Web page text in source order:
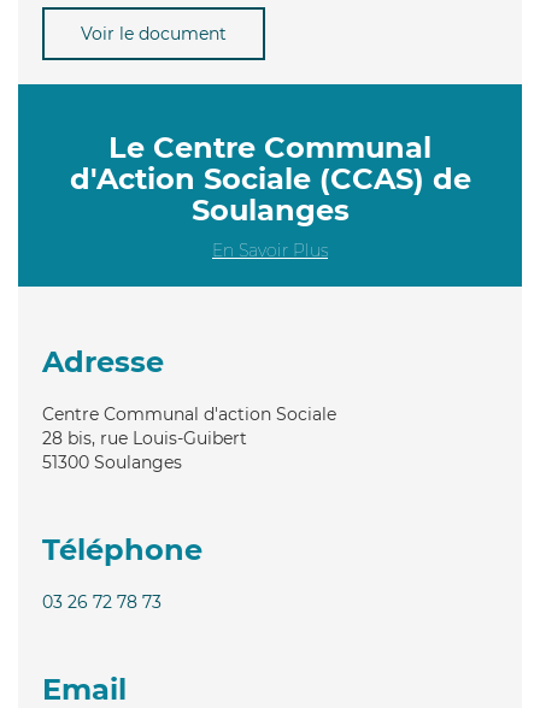
Voir le document
Le Centre Communal
d'Action Sociale (CCAS) de
Soulanges
En Savoir Plus
Adresse
Centre Communal d'action Sociale
28 bis, rue Louis-Guibert
51300 Soulanges
Téléphone
03 26 72 78 73
Email